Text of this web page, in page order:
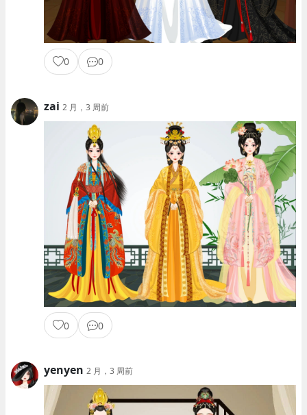
0 0
zai 2 月，3 周前
0 0
yenyen 2 月，3 周前